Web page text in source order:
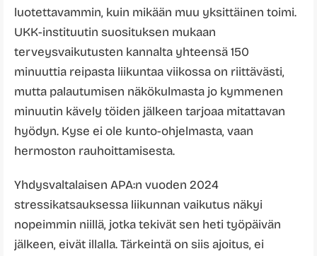
luotettavammin, kuin mikään muu yksittäinen toimi.
UKK-instituutin suosituksen mukaan
terveysvaikutusten kannalta yhteensä 150
minuuttia reipasta liikuntaa viikossa on riittävästi,
mutta palautumisen näkökulmasta jo kymmenen
minuutin kävely töiden jälkeen tarjoaa mitattavan
hyödyn. Kyse ei ole kunto-ohjelmasta, vaan
hermoston rauhoittamisesta.
Yhdysvaltalaisen APA:n vuoden 2024
stressikatsauksessa liikunnan vaikutus näkyi
nopeimmin niillä, jotka tekivät sen heti työpäivän
jälkeen, eivät illalla. Tärkeintä on siis ajoitus, ei